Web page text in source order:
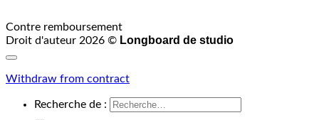
Contre remboursement
Droit d'auteur 2026 © Longboard de studio
Withdraw from contract
Recherche de :